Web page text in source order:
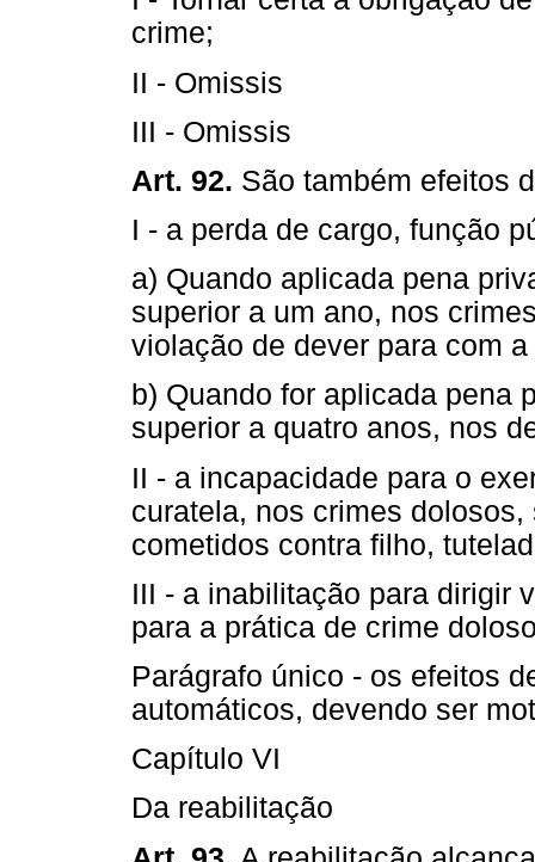
crime;
II - Omissis
III - Omissis
Art. 92. São também efeitos
I - a perda de cargo, função
a) Quando aplicada pena
superior a um ano, nos
violação de dever para com
b) Quando for aplicada pena
superior a quatro anos, nos
II - a incapacidade para o
curatela, nos crimes
cometidos contra filho,
III - a inabilitação para dirigir
para a prática de crime
Parágrafo único - os efeitos
automáticos, devendo ser
Capítulo VI
Da reabilitação